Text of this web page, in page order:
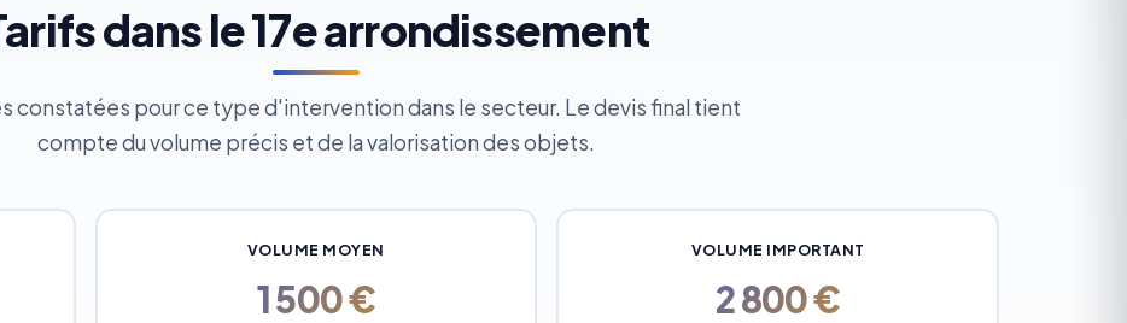
dans le 17e arrondissement
constatées pour ce type d'intervention dans le secteur. Le devis final tient
compte du volume précis et de la valorisation des objets.
VOLUME MOYEN
1 500 €
VOLUME IMPORTANT
2 800 €